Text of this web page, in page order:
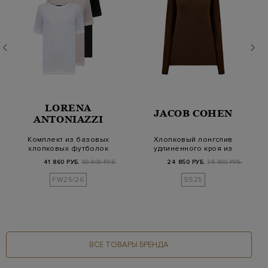
LORENA
ANTONIAZZI
Комплект из базовых
хлопковых футболок
в трех цветах
41 860 РУБ. 59 800 РУБ.
FW25/26
JACOB COHEN
Хлопковый лонгслив
удлиненного кроя из
гладкого джерси
24 850 РУБ. 35 500 РУБ.
SS25
ВСЕ ТОВАРЫ БРЕНДА